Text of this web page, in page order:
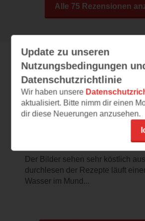
Alle 75 Rezensionen
aquarius15
Der Bilder sehen sehr köstlich
durchlesen der Rezepte läuft
Wasser im Mund...
Update zu unseren
Nutzungsbedingungen
Datenschutzrichtlinie
Wir haben unsere
aktualisiert. Bitte nimm dir einen
dir diese Neuerungen anzusehen.